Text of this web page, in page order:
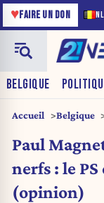
NL
♥FAIRE UN DON
BELGIQUE
Accueil Belgique
Paul
nerfs : le
(opinion)